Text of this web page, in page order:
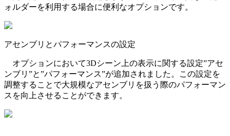
ォルダーを利用する場合に便利なオプションです。
アセンブリとパフォーマンスの設定
オプションにおいて3Dシーン上の表示に関する設定”アセ
ンブリ”と”パフォーマンス”が追加されました。この設定を
調整することで大規模なアセンブリを扱う際のパフォーマン
スを向上させることができます。